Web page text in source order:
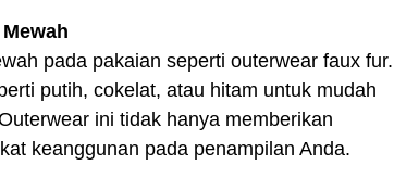
pada pakaian seperti outerwear faux
putih, cokelat, atau hitam untuk mudah
ini tidak hanya memberikan
keanggunan pada penampilan Anda.